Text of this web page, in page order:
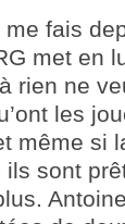
fais
met en
rien ne
les
même si
ils sont